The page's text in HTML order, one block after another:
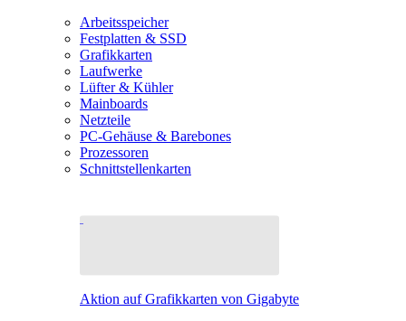
Arbeitsspeicher
Festplatten & SSD
Grafikkarten
Laufwerke
Lüfter & Kühler
Mainboards
Netzteile
PC-Gehäuse & Barebones
Prozessoren
Schnittstellenkarten
Aktion auf Grafikkarten von Gigabyte